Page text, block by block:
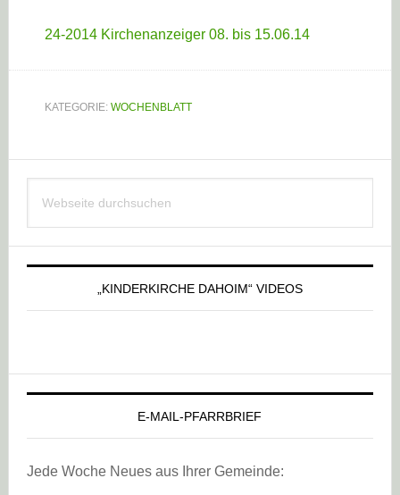
24-2014 Kirchenanzeiger 08. bis 15.06.14
KATEGORIE: WOCHENBLATT
Haupt-
Sidebar
durchsuchen
„KINDERKIRCHE DAHOIM“ VIDEOS
E-MAIL-PFARRBRIEF
Jede Woche Neues aus Ihrer Gemeinde: